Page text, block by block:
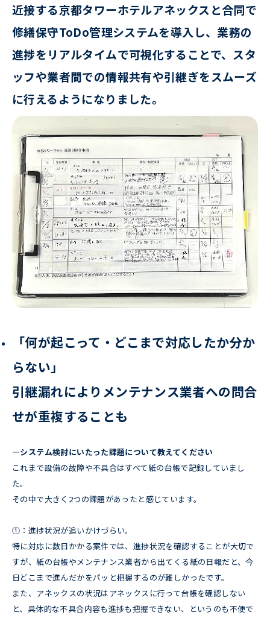
近接する京都タワーホテルアネックスと合同で
修繕保守ToDo管理システムを導入し、業務の
進捗をリアルタイムで可視化することで、スタ
ッフや業者間での情報共有や引継ぎをスムーズ
に行えるようになりました。
「何が起こって・どこまで対応したか分か
らない」
引継漏れによりメンテナンス業者への問合
せが重複することも
―システム検討にいたった課題について教えてください
これまで設備の故障や不具合はすべて紙の台帳で記録していまし
た。
その中で大きく2つの課題があったと感じています。
①：進捗状況が追いかけづらい。
特に対応に数日かかる案件では、進捗状況を確認することが大切で
すが、紙の台帳やメンテナンス業者から出てくる紙の日報だと、今
日どこまで進んだかをパッと把握するのが難しかったです。
また、アネックスの状況はアネックスに行って台帳を確認しない
と、具体的な不具合内容も進捗も把握できない、というのも不便で